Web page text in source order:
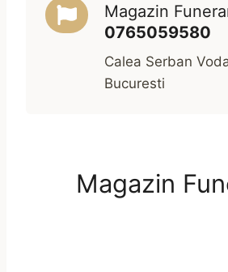
Magazin
0765059580
Calea Serban
Bucuresti
Magazin